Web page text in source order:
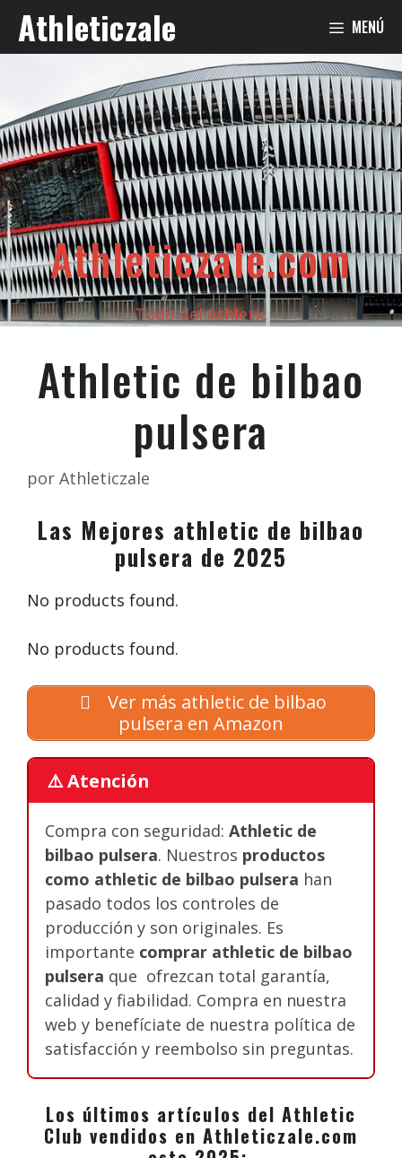
Saltar
contenido
Athleticzale MENÚ
Athleticzale.com
Todo del Athletic
Athletic de bilbao
pulsera
por Athleticzale
Las Mejores athletic de bilbao
pulsera de 2025
No products found.
No products found.
Ver más athletic de bilbao
pulsera en Amazon
⚠️ Atención
Compra con seguridad: Athletic de
bilbao pulsera. Nuestros productos
como athletic de bilbao pulsera han
pasado todos los controles de
producción y son originales. Es
importante comprar athletic de bilbao
pulsera que ofrezcan total garantía,
calidad y fiabilidad. Compra en nuestra
web y benefíciate de nuestra política de
satisfacción y reembolso sin preguntas.
Los últimos artículos del Athletic
Club vendidos en Athleticzale.com